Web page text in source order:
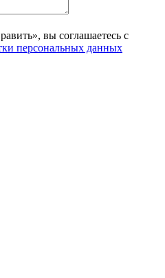
вы соглашаетесь с
персональных данных